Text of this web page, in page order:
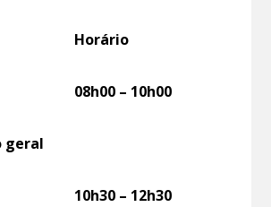
Horário
08h00 – 10h00
geral
10h30 – 12h30